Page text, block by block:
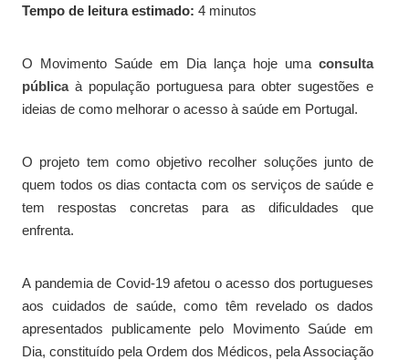
Tempo de leitura estimado: 4 minutos
O Movimento Saúde em Dia lança hoje uma consulta
públicaà população portuguesa para obter sugestões e
ideias de como melhorar o acesso à saúde em Portugal.
O projeto tem como objetivo recolher soluções junto de
quem todos os dias contacta com os serviços de saúde e
tem respostas concretas para as dificuldades que
enfrenta.
A pandemia de Covid-19 afetou o acesso dos portugueses
aos cuidados de saúde, como têm revelado os dados
apresentados publicamente pelo Movimento Saúde em
Dia, constituído pela Ordem dos Médicos, pela Associação